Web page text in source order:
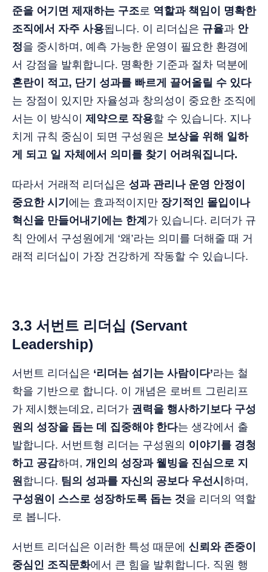
준을 어기면 제재하는 구조로 역할과 책임이 명확한
조직에서 자주 사용됩니다. 이 리더십은 규율과 안
정을 중시하며, 예측 가능한 운영이 필요한 환경에
서 강점을 발휘합니다. 명확한 기준과 절차 덕분에
혼란이 적고, 단기 성과를 빠르게 끌어올릴 수 있다
는 장점이 있지만 자율성과 창의성이 중요한 조직에
서는 이 방식이 제약으로 작용할 수 있습니다. 지나
치게 규칙 중심이 되면 구성원은 보상을 위해 일하
게 되고 일 자체에서 의미를 찾기 어려워집니다.
따라서 거래적 리더십은 성과 관리나 운영 안정이
중요한 시기 에는 효과적이지만 장기적인 몰입이나
혁신을 만들어내기에는 한계 가 있습니다. 리더가 규
칙 안에서 구성원에게 ‘왜’라는 의미를 더해줄 때 거
래적 리더십이 가장 건강하게 작동할 수 있습니다.
3.3 서번트 리더십 (Servant
Leadership)
서번트 리더십은 ‘리더는 섬기는 사람이다’라는 철
학을 기반으로 합니다. 이 개념은 로버트 그린리프
가 제시했는데요, 리더가 권력을 행사하기보다 구성
원의 성장을 돕는 데 집중해야 한다는 생각에서 출
발합니다. 서번트형 리더는 구성원의 이야기를 경청
하고 공감하며, 개인의 성장과 웰빙을 진심으로 지
원합니다. 팀의 성과를 자신의 공보다 우선시 하며,
구성원이 스스로 성장하도록 돕는 것을 리더의 역할
로 봅니다.
서번트 리더십은 이러한 특성 때문에 신뢰와 존중이
중심인 조직문화에서 큰 힘을 발휘합니다. 직원 행